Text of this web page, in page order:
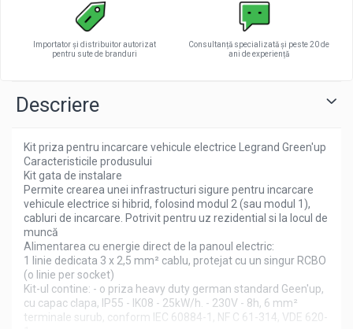
Importator și distribuitor autorizat
pentru sute de branduri
Consultanță specializată și peste 20 de
ani de experiență
Descriere
Kit priza pentru incarcare vehicule electrice Legrand Green'up
Caracteristicile produsului
Kit gata de instalare
Permite crearea unei infrastructuri sigure pentru incarcare
vehicule electrice si hibrid, folosind modul 2 (sau modul 1),
cabluri de incarcare. Potrivit pentru uz rezidential si la locul de
muncă
Alimentarea cu energie direct de la panoul electric:
1 linie dedicata 3 x 2,5 mm² cablu, protejat cu un singur RCBO
(o linie per socket)
Kit-ul contine: - o priza heavy duty german standard Geen'up,
cu capac clapa, IP55 - IK08 - 25kW/h. - 230V - 8h, 6 mm²
terminale surub, conform IEC 60884-1, NF C 61-314, VDE 620-